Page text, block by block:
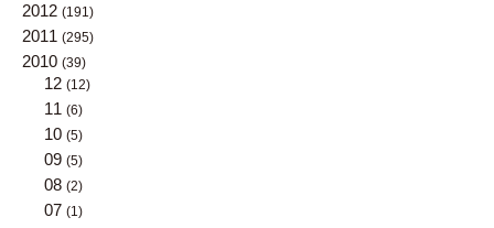
2012 (191)
2011 (295)
2010 (39)
12 (12)
11 (6)
10 (5)
09 (5)
08 (2)
07 (1)